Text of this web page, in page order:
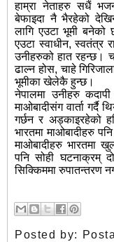
हाम्रा नेताहरु सधैं
बेफाइदा नै भैरहेको
लागि एउटा भूमी
एउटा स्वाधीन, स्वतंत्र
उनीहरुको हात रहन्छ।
ढाल्न होस, चाहे
भूमीका खेलेकै हुन्छ।
नेपालमा उनीहरु
माओबादीसंग वार्ता गर्दै
गर्छन र अड्काइरहेको
भारतमा माओबादीहरु
माओबादीहरु भारतमा
पनि सोही घटनाक्रम्
सिक्किममा रुपातन्तरण
Posted by: